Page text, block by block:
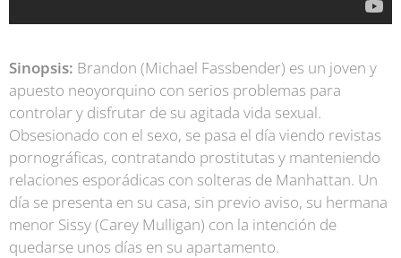
Sinopsis: Brandon (Michael Fassbender) es un joven y
apuesto neoyorquino con serios problemas para
controlar y disfrutar de su agitada vida sexual.
Obsesionado con el sexo, se pasa el día viendo revistas
pornográficas, contratando prostitutas y manteniendo
relaciones esporádicas con solteras de Manhattan. Un
día se presenta en su casa, sin previo aviso, su hermana
menor Sissy (Carey Mulligan) con la intención de
quedarse unos días en su apartamento.